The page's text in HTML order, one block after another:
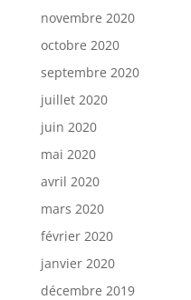
novembre 2020
octobre 2020
septembre 2020
juillet 2020
juin 2020
mai 2020
avril 2020
mars 2020
février 2020
janvier 2020
décembre 2019